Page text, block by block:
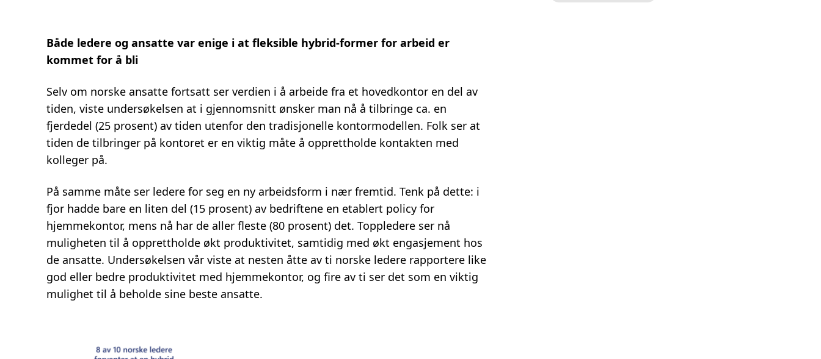
Både ledere og ansatte var enige i at fleksible hybrid-former for arbeid er
kommet for å bli
Selv om norske ansatte fortsatt ser verdien i å arbeide fra et hovedkontor en del av
tiden, viste undersøkelsen at i gjennomsnitt ønsker man nå å tilbringe ca. en
fjerdedel (25 prosent) av tiden utenfor den tradisjonelle kontormodellen. Folk ser at
tiden de tilbringer på kontoret er en viktig måte å opprettholde kontakten med
kolleger på.
På samme måte ser ledere for seg en ny arbeidsform i nær fremtid. Tenk på dette: i
fjor hadde bare en liten del (15 prosent) av bedriftene en etablert policy for
hjemmekontor, mens nå har de aller fleste (80 prosent) det. Toppledere ser nå
muligheten til å opprettholde økt produktivitet, samtidig med økt engasjement hos
de ansatte. Undersøkelsen vår viste at nesten åtte av ti norske ledere rapportere like
god eller bedre produktivitet med hjemmekontor, og fire av ti ser det som en viktig
mulighet til å beholde sine beste ansatte.